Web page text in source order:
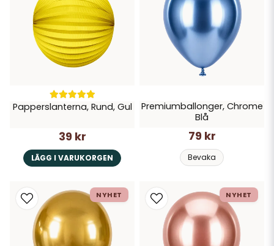
Papperslanterna, Rund, Gul
39 kr
LÄGG I VARUKORGEN
Premiumballonger, Chrome
Blå
79 kr
Bevaka
NYHET NYHET